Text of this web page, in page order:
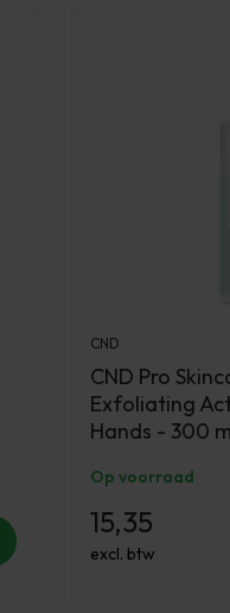
CND
CND Pro
Exfoliating
Hands - 300
Op voorraad
15,35
excl. btw